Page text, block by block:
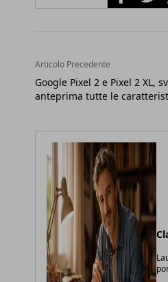
Articolo Precedente
Google Pixel 2 e Pixel 2 XL,
anteprima tutte le